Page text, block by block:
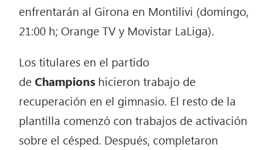
enfrentarán al Girona en Montilivi (domingo,
21:00 h; Orange TV y Movistar LaLiga).
Los titulares en el partido
deChampions hicieron trabajo de
recuperación en el gimnasio. El resto de la
plantilla comenzó con trabajos de activación
sobre el césped. Después, completaron